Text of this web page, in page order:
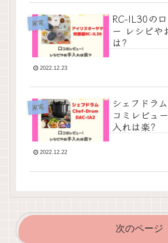
家電
RC-IL30の
ー レシピや
は?
2022.12.23
家電
シェフドラ
コミレビュ
入れは楽?
2022.12.22
次のページ